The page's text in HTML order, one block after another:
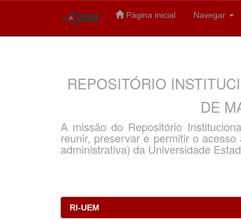
Página inicial Navegar
REPOSITÓRIO
DE
A missão do Repositório
reunir, preservar e permitir o
administrativa) da Universidade
RI-UEM